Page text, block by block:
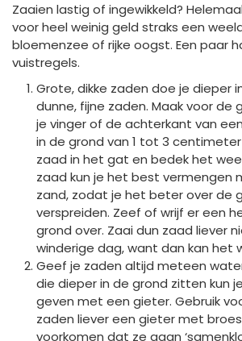
Zaaien lastig of ingewikkeld?
voor heel weinig geld straks een
bloemenzee of rijke oogst. Een paar
vuistregels.
Grote, dikke zaden doe je dieper
dunne, fijne zaden. Maak voor
je vinger of de achterkant van
in de grond van 1 tot 3
zaad in het gat en bedek het
zaad kun je het best vermengen
zand, zodat je het beter over de
verspreiden. Zeef of wrijf er een
grond over. Zaai dun zaad liever
winderige dag, want dan kan het
Geef je zaden altijd meteen
die dieper in de grond zitten kun
geven met een gieter. Gebruik
zaden liever een gieter met
voorkomen dat ze gaan